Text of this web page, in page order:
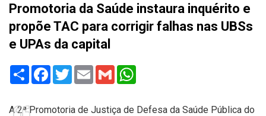
Promotoria da Saúde instaura inquérito e
propõe TAC para corrigir falhas nas UBSs
e UPAs da capital
Share Facebook
TwitterEmail Gmail
A 2ª Promotoria de Justiça de Defesa da Saúde Pública do